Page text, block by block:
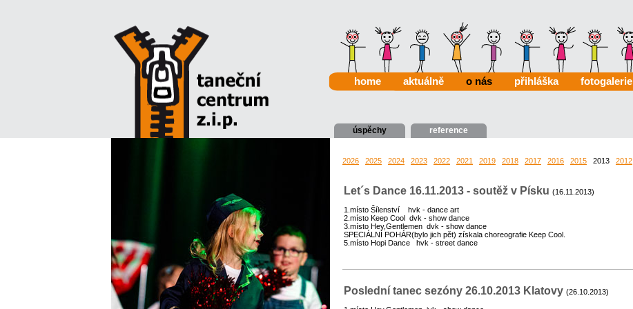
home aktuálně o nás přihláška fotogalerie
úspěchy reference
2026 2025 2024 2023 2022 2021 2019 2018 2017 2016 2015 2013 2012
Let´s Dance 16.11.2013 - soutěž v Písku (16.11.2013)
1.místo Šílenství hvk - dance art
2.místo Keep Cool dvk - show dance
3.místo Hey,Gentlemen dvk - show dance
SPECIÁLNÍ POHÁR(bylo jich pět) získala choreografie Keep Cool.
5.místo Hopi Dance hvk - street dance
Poslední tanec sezóny 26.10.2013 Klatovy (26.10.2013)